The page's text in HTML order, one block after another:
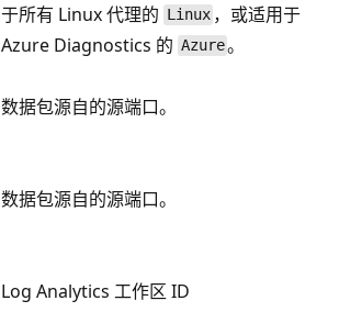
于所有 Linux 代理的 Linux ，或适用于
Azure Diagnostics 的 Azure。
数据包源自的源端口。
数据包源自的源端口。
Log Analytics 工作区 ID